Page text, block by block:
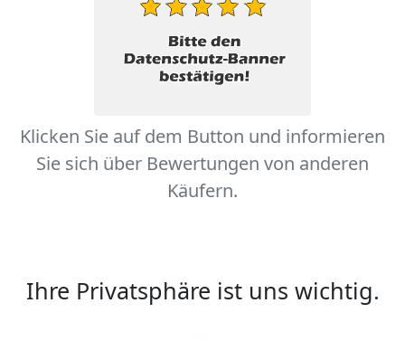
Klicken Sie auf dem Button und informieren
Sie sich über Bewertungen von anderen
Käufern.
Ihre Privatsphäre ist uns wichtig.